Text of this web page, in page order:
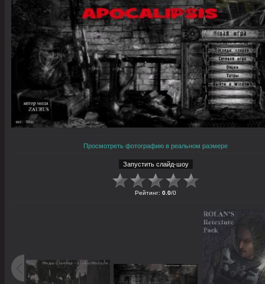
Просмотреть фотографию в реальном размере
Рейтинг: 0.0/0